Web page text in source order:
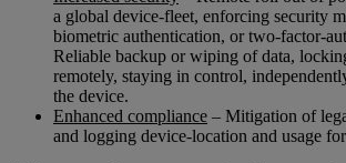
a global device-fleet, enforcing security
biometric authentication, or two-factor-
Reliable backup or wiping of data,
remotely, staying in control,
the device.
Enhanced compliance – Mitigation of
and logging device-location and usage